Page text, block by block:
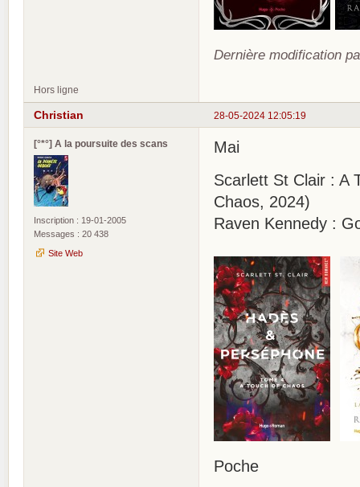
Dernière modification
Hors ligne
28-05-2024 12:05:19
Christian
[°*°] A la poursuite des scans
Inscription : 19-01-2005
Messages : 20 438
Site Web
Mai
Scarlett St Clair : A
Chaos, 2024)
Raven Kennedy :
Poche